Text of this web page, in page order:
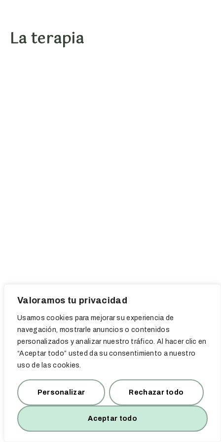
Valoramos tu privacidad
Usamos cookies para mejorar su experiencia de
navegación, mostrarle anuncios o contenidos
personalizados y analizar nuestro tráfico. Al hacer clic en
“Aceptar todo” usted da su consentimiento a nuestro
uso de las cookies.
Personalizar Rechazar todo
Aceptar todo
La terapia
Política de privacidad
Avisos legales
Política de cookies
Copyright © 2023 Conkalmapsicologia.